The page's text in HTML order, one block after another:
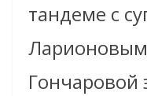
тандеме с
Гончаровой